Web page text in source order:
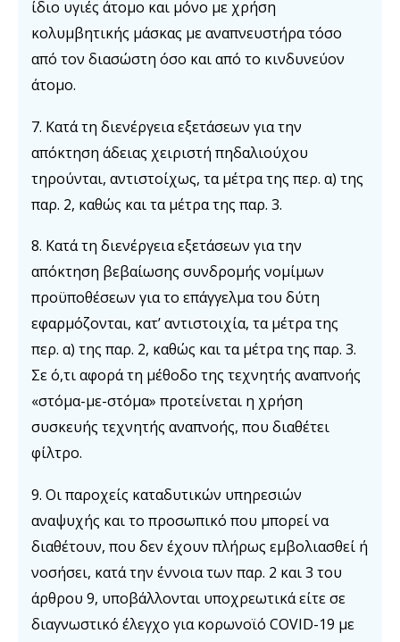
ίδιο υγιές άτομο και μόνο με χρήση
κολυμβητικής μάσκας με αναπνευστήρα τόσο
από τον διασώστη όσο και από το κινδυνεύον
άτομο.
7. Κατά τη διενέργεια εξετάσεων για την
απόκτηση άδειας χειριστή πηδαλιούχου
τηρούνται, αντιστοίχως, τα μέτρα της περ. α) της
παρ. 2, καθώς και τα μέτρα της παρ. 3.
8. Κατά τη διενέργεια εξετάσεων για την
απόκτηση βεβαίωσης συνδρομής νομίμων
προϋποθέσεων για το επάγγελμα του δύτη
εφαρμόζονται, κατ’ αντιστοιχία, τα μέτρα της
περ. α) της παρ. 2, καθώς και τα μέτρα της παρ. 3.
Σε ό,τι αφορά τη μέθοδο της τεχνητής αναπνοής
«στόμα-με-στόμα» προτείνεται η χρήση
συσκευής τεχνητής αναπνοής, που διαθέτει
φίλτρο.
9. Οι παροχείς καταδυτικών υπηρεσιών
αναψυχής και το προσωπικό που μπορεί να
διαθέτουν, που δεν έχουν πλήρως εμβολιασθεί ή
νοσήσει, κατά την έννοια των παρ. 2 και 3 του
άρθρου 9, υποβάλλονται υποχρεωτικά είτε σε
διαγνωστικό έλεγχο για κορωνοϊό COVID-19 με